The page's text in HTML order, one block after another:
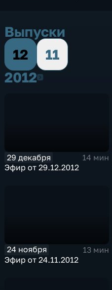
Выпуски
12
11
20122012
29 декабря
14 мин
Эфир от 29.12.2012
24 ноября
13 мин
Эфир от 24.11.2012